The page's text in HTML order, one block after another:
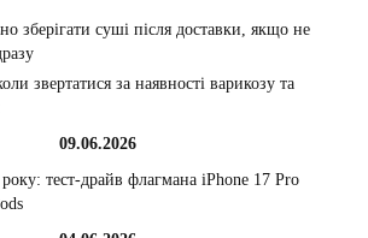
зберігати суші після доставки, якщо не
звертатися за наявності варикозу та
09.06.2026
тест-драйв флагмана iPhone 17 Pro